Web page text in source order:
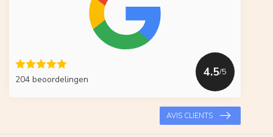
204 beoordelingen
4.5/5
AVIS CLIENTS